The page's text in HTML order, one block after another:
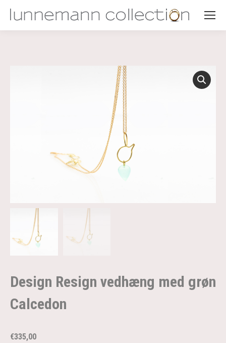
Design Resign vedhæng med grøn
Calcedon
€335,00